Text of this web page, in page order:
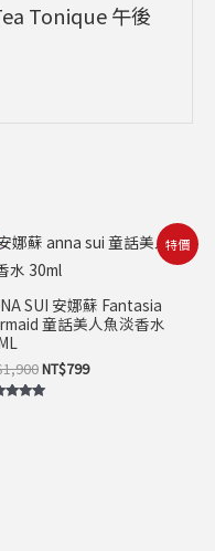
Tonique 午後
特價
SUI 安娜蘇 Fantasia
童話美人魚淡香水
1,900
原
始
價
NT$1,900。
NT$799
目
前
NT$799。